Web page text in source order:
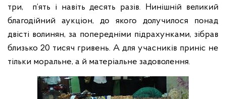
три,
п‘ять і навіть десять разів. Нинішній великий
благодійний аукціон, до якого долучилося понад
двісті волинян, за попередніми підрахунками, зібрав
близько 20 тисяч гривень. А для учасників приніс не
тільки моральне, а й матеріальне задоволення.